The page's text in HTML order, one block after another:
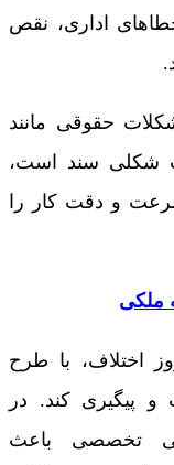
اداری، نقص
حقوقی مانند
شکلی سند است،
و دقت کار را
ملکی
اختلاف، با طرح
و پیگیری کند. در
تخصصی باعث